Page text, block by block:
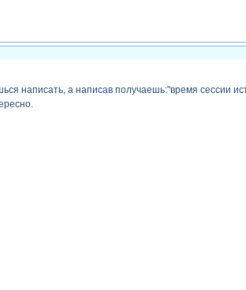
написать, а написав получаешь:"время сессии